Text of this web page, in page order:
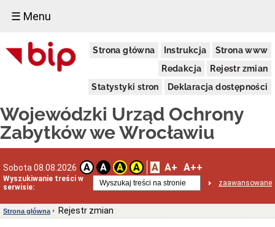
☰ Menu
Strona główna Instrukcja
Strona www
Redakcja
Rejestr zmian
Statystyki stron
Deklaracja dostępności
Wojewódzki Urząd Ochrony
Zabytków we Wrocławiu
Sobota 08.08.2026 A A A A A A+ A++
Wyszukiwanie treści w
serwisie:
zaawansowane
Dostępność
Deklaracja
dostępności
realizowanym
projekcie
dofinansowanym
Europejskich
Delegatury
adresowe
Podstawy
Strona główna Rejestr zmian